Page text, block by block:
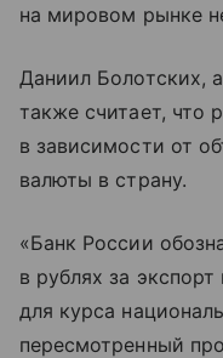
на мировом рынке
Даниил Болотских,
также считает, что
в зависимости от
валюты в страну.
«Банк России
в рублях за
для курса
пересмотренный